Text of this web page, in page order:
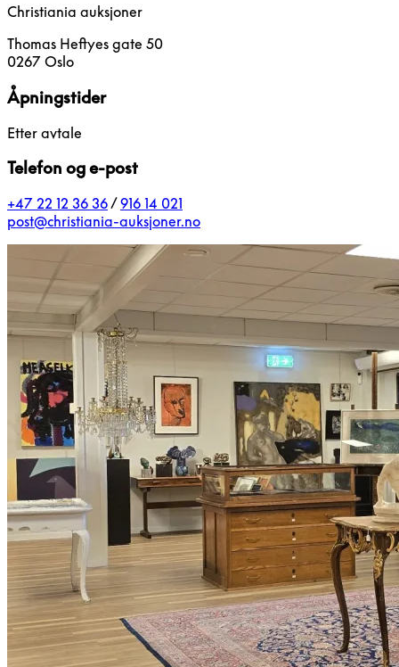
Christiania auksjoner
Thomas Heftyes gate 50
0267 Oslo
Åpningstider
Etter avtale
Telefon og e-post
+47 22 12 36 36/916 14 021
post@christiania-auksjoner.no